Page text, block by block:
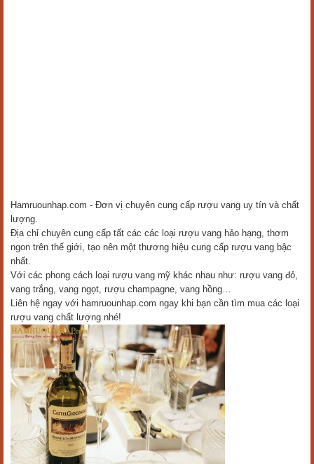
Hamruounhap.com - Đơn vị chuyên cung cấp rượu vang uy tín và chất
lượng.
Địa chỉ chuyên cung cấp tất các các loại rượu vang hảo hạng, thơm
ngon trên thế giới, tạo nên một thương hiệu cung cấp rượu vang bậc
nhất.
Với các phong cách loại rượu vang mỹ khác nhau như: rượu vang đỏ,
vang trắng, vang ngọt, rượu champagne, vang hồng…
Liên hệ ngay với hamruounhap.com ngay khi bạn cần tìm mua các loại
rượu vang chất lượng nhé!